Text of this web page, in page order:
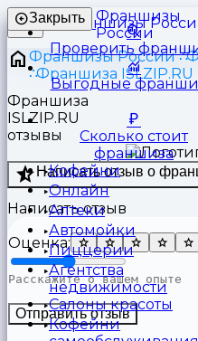
Франшизы
России
Закрыть
Проверить
Выгодные
Сколько стоит
франшиза
Кофейни
Онлайн
Аптеки
Автомойки
Пиццерии
Агентства
недвижимости
Салоны красоты
Кофейни
Франшизы России
Франшиза ISLZIP.RU
Франшиза
ISLZIP.RU
отзывы
Написать отзыв о
Написать отзыв
Оценка:
Отправить отзыв